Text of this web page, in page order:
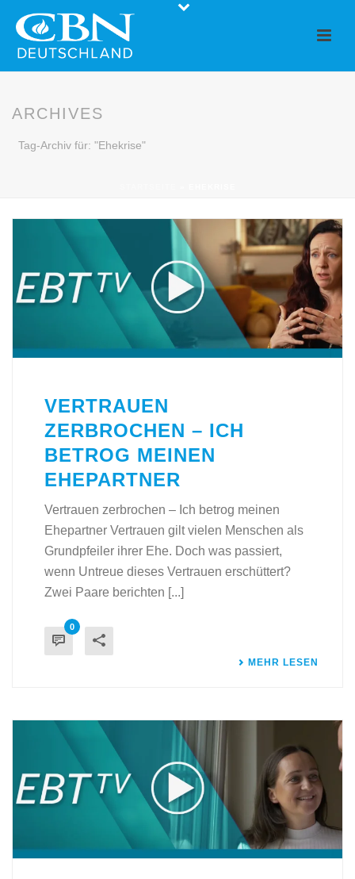
ARCHIVES
Tag-Archiv für: "Ehekrise"
VERTRAUEN
ZERBROCHEN – ICH
BETROG MEINEN
EHEPARTNER
Vertrauen zerbrochen – Ich betrog meinen
Ehepartner Vertrauen gilt vielen Menschen als
Grundpfeiler ihrer Ehe. Doch was passiert,
wenn Untreue dieses Vertrauen erschüttert?
Zwei Paare berichten [...]
0
MEHR LESEN